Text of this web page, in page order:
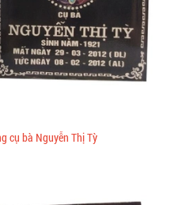
cụ bà Nguyễn Thị Tỳ